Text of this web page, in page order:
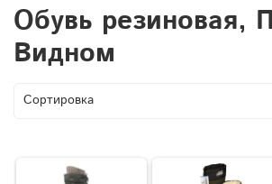
Обувь резиновая,
Видном